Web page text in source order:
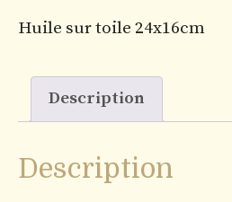
Huile sur toile 24x16cm
Description
Description